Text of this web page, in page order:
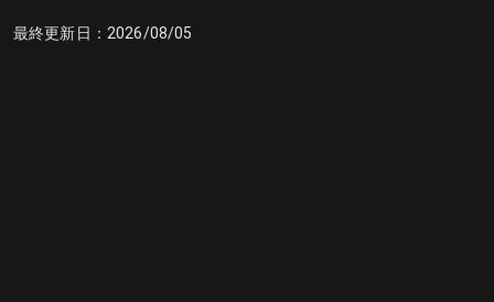
最終更新日： 2026/08/05